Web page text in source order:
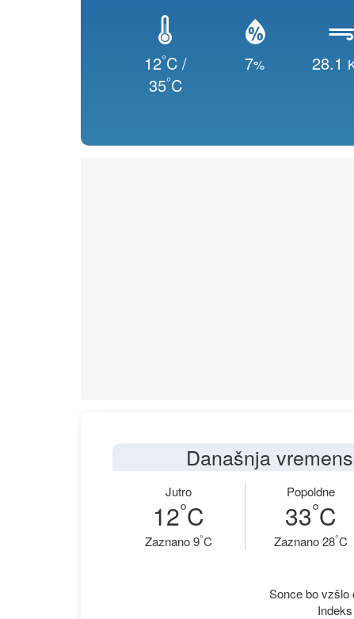
12°C /
35°C
7% 28.1
Današnja
Jutro
12°C
Zaznano 9°C
Popoldne
33°C
Zaznano 28°C
Sonce bo vzšlo